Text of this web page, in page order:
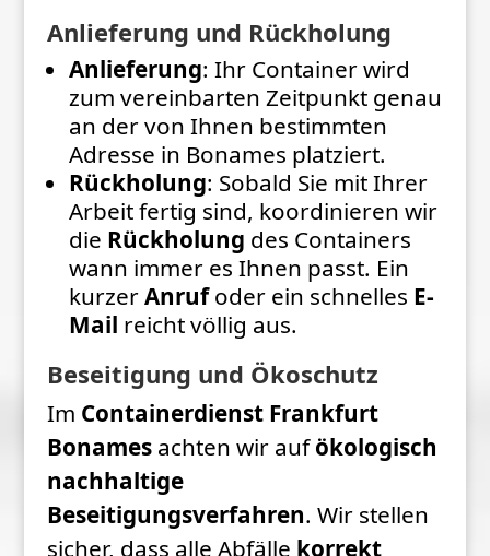
Anlieferung und Rückholung
Anlieferung: Ihr Container wird
zum vereinbarten Zeitpunkt genau
an der von Ihnen bestimmten
Adresse in Bonames platziert.
Rückholung: Sobald Sie mit Ihrer
Arbeit fertig sind, koordinieren wir
die Rückholung des Containers
wann immer es Ihnen passt. Ein
kurzerAnrufoder ein schnelles E-
Mail reicht völlig aus.
Beseitigung und Ökoschutz
Im Containerdienst Frankfurt
Bonamesachten wir aufökologisch
nachhaltige
Beseitigungsverfahren. Wir stellen
sicher, dass alle Abfälle korrekt